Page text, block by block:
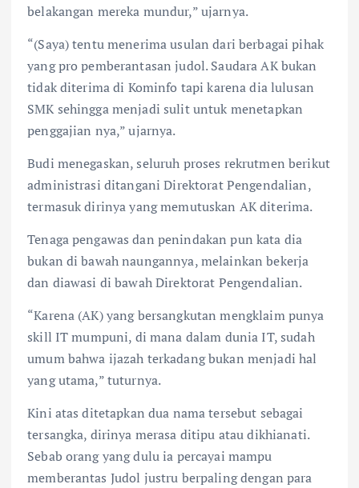
belakangan mereka mundur,” ujarnya.
“(Saya) tentu menerima usulan dari berbagai pihak
yang pro pemberantasan judol. Saudara AK bukan
tidak diterima di Kominfo tapi karena dia lulusan
SMK sehingga menjadi sulit untuk menetapkan
penggajian nya,” ujarnya.
Budi menegaskan, seluruh proses rekrutmen berikut
administrasi ditangani Direktorat Pengendalian,
termasuk dirinya yang memutuskan AK diterima.
Tenaga pengawas dan penindakan pun kata dia
bukan di bawah naungannya, melainkan bekerja
dan diawasi di bawah Direktorat Pengendalian.
“Karena (AK) yang bersangkutan mengklaim punya
skill IT mumpuni, di mana dalam dunia IT, sudah
umum bahwa ijazah terkadang bukan menjadi hal
yang utama,” tuturnya.
Kini atas ditetapkan dua nama tersebut sebagai
tersangka, dirinya merasa ditipu atau dikhianati.
Sebab orang yang dulu ia percayai mampu
memberantas Judol justru berpaling dengan para